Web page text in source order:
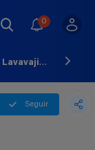
0
Descuentos, códigos y cupones para comprar Lavavajillas Lavados - Agosto - 2026
Seguir